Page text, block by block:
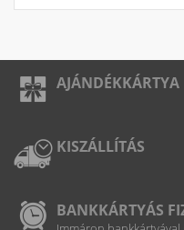
AJÁNDÉKKÁRTYA
KISZÁLLÍTÁS
BANKKÁRTYÁS